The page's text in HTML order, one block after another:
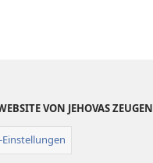
VON JEHOVAS ZEUGEN